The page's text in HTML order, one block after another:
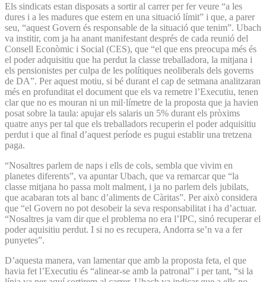
Els sindicats estan disposats a sortir al carrer per fer veure “a les
dures i a les madures que estem en una situació límit” i que, a parer
seu, “aquest Govern és responsable de la situació que tenim”. Ubach
va institir, com ja ha anant manifestant després de cada reunió del
Consell Econòmic i Social (CES), que “el que ens preocupa més és
el poder adquisitiu que ha perdut la classe treballadora, la mitjana i
els pensionistes per culpa de les polítiques neoliberals dels governs
de DA”. Per aquest motiu, si bé durant el cap de setmana analitzaran
més en profunditat el document que els va remetre l’Executiu, tenen
clar que no es mouran ni un mil·límetre de la proposta que ja havien
posat sobre la taula: apujar els salaris un 5% durant els pròxims
quatre anys per tal que els treballadors recuperin el poder adquisitiu
perdut i que al final d’aquest període es pugui establir una tretzena
paga.
“Nosaltres parlem de naps i ells de cols, sembla que vivim en
planetes diferents”, va apuntar Ubach, que va remarcar que “la
classe mitjana ho passa molt malment, i ja no parlem dels jubilats,
que acabaran tots al banc d’aliments de Càritas”. Per això considera
que “el Govern no pot desobeir la seva responsabilitat i ha d’actuar.
“Nosaltres ja vam dir que el problema no era l’IPC, sinó recuperar el
poder aquisitiu perdut. I si no es recupera, Andorra se’n va a fer
punyetes”.
D’aquesta manera, van lamentar que amb la proposta feta, el que
havia fet l’Executiu és “alinear-se amb la patronal” i per tant, “si la